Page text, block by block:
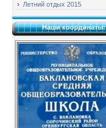
Летний отдых 2015
Наши координаты: